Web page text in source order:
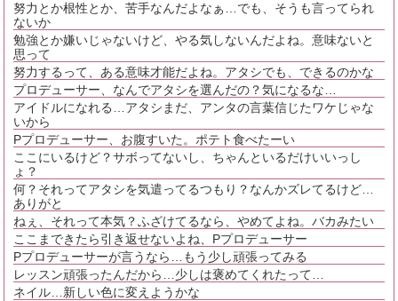
努力とか根性とか、苦手なんだよなぁ…でも、そうも言ってられ
ないか
勉強とか嫌いじゃないけど、やる気しないんだよね。意味ないと
思って
努力するって、ある意味才能だよね。アタシでも、できるのかな
プロデューサー、なんでアタシを選んだの？気になるな…
アイドルになれる…アタシまだ、アンタの言葉信じたワケじゃな
いから
Pプロデューサー、お腹すいた。ポテト食べたーい
ここにいるけど？サボってないし、ちゃんといるだけいいっし
ょ？
何？それってアタシを気遣ってるつもり？なんかズレてるけど…
ありがと
ねぇ、それって本気？ふざけてるなら、やめてよね。バカみたい
ここまできたら引き返せないよね、Pプロデューサー
Pプロデューサーが言うなら…もう少し頑張ってみる
レッスン頑張ったんだから…少しは褒めてくれたって…
ネイル…新しい色に変えようかな